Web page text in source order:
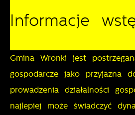
Informacje
Gmina Wronki jest
gospodarcze jako przyjazna
prowadzenia działalności
najlepiej może świadczyć
ustawień preferencji prywatności,
Tego typu pliki cookies
internetowej zapamiętanie
Ciebie ustawień oraz
funkcjonalności czy
Dzięki tym plikom cookies